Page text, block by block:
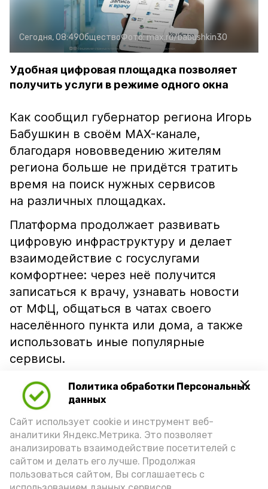
Политика обработки Персональных
данных
Сайт использует cookie и инструмент веб-
аналитики Яндекс.Метрика. Это позволяет
анализировать взаимодействие посетителей с
сайтом и делать его лучше. Продолжая
пользоваться сайтом, Вы соглашаетесь с
Сегодня, 08:49ОбществоФото:max.ru/babushkin30
Удобная цифровая площадка позволяет
получить услуги в режиме одного окна
Как сообщил губернатор региона Игорь
Бабушкин в своём MAX-канале,
благодаря нововведению жителям
региона больше не придётся тратить
время на поиск нужных сервисов
на различных площадках.
Платформа продолжает развивать
цифровую инфраструктуру и делает
взаимодействие с госуслугами
комфортнее: через неё получится
записаться к врачу, узнавать новости
от МФЦ, общаться в чатах своего
населённого пункта или дома, а также
использовать иные популярные
сервисы.
Главная цель — обеспечить каждому
жителю Астраханской области лёгкий,
оперативный и доступный способ
получения услуг, делится
«Астрахань 24».
Опробовать сервис можно поссылке